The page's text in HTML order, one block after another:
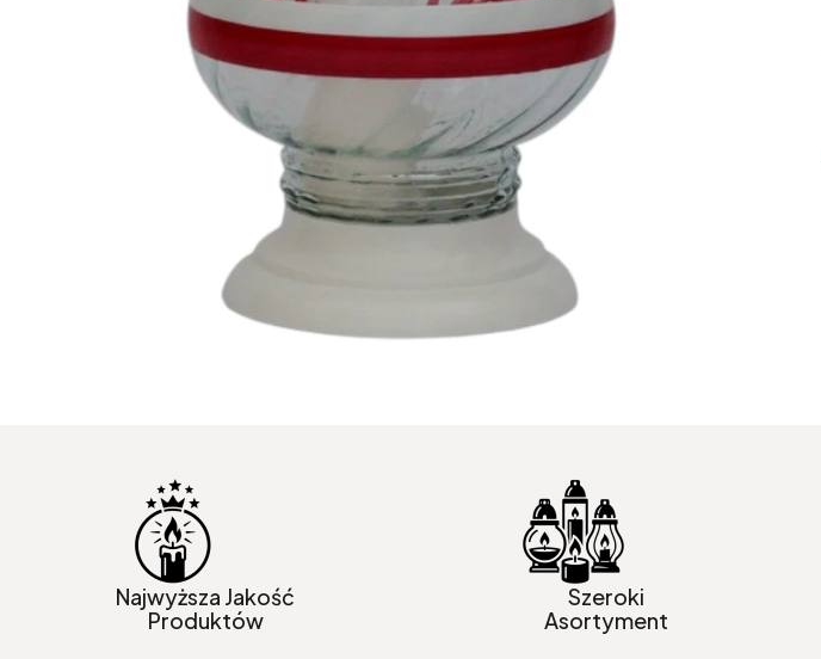
Najwyższa Jakość
Produktów
Szeroki
Asortyment